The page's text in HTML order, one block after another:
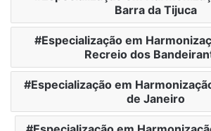
Barra da Tijuca
Especialização em
Recreio dos
Especialização em
de Janeiro